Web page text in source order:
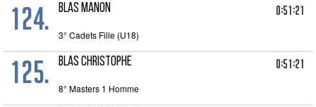
124. BLAS MANON 0:51:21
3° Cadets Fille (U18)
125. BLAS CHRISTOPHE 0:51:21
8° Masters 1 Homme